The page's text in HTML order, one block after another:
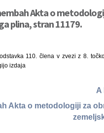
Akta o
plina, stran 11179.
110. člena v zvezi z 8.
izdaja
A
Akta o metodologiji za